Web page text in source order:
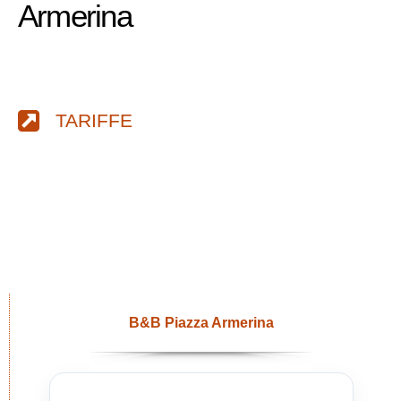
Armerina
TARIFFE
B&B Piazza Armerina